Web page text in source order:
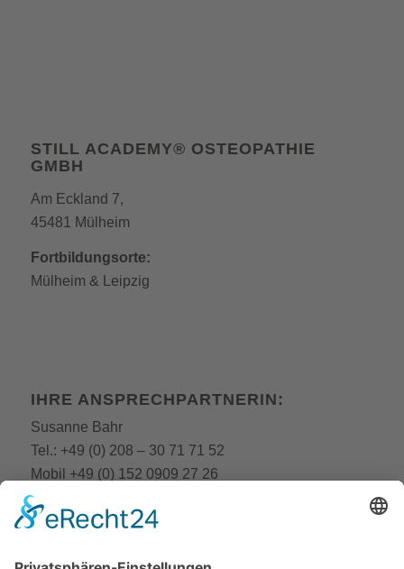
STILL ACADEMY® OSTEOPATHIE
GMBH
Am Eckland 7,
45481 Mülheim
Fortbildungsorte:
Mülheim & Leipzig
IHRE ANSPRECHPARTNERIN:
Susanne Bahr
Tel.: +49 (0) 208 – 30 71 71 52
Mobil +49 (0) 152 0909 27 26
E-Mail:
E-Mail:bahr @still-academy.de